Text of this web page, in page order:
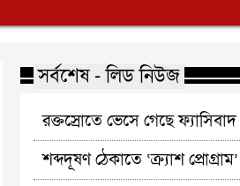
সর্বশেষ - লিড নিউজ
রক্তস্রোতে ভেসে গেছে ফ্যাসিবাদ
শব্দদূষণ ঠেকাতে ‘ক্র্যাশ প্রোগ্রাম’